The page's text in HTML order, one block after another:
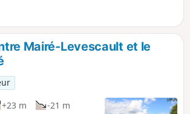
186 m) de 9 km de long et de 1 km de
et aux terres d'argiles rouges
bois de châtaigniers).
Mairé-Levescault et le
+23 m
-21 m